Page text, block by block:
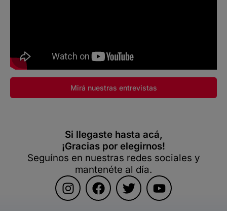
Mirá nuestras entrevistas
Si llegaste hasta acá,
¡Gracias por elegirnos!
Seguínos en nuestras redes sociales y
mantenéte al día.